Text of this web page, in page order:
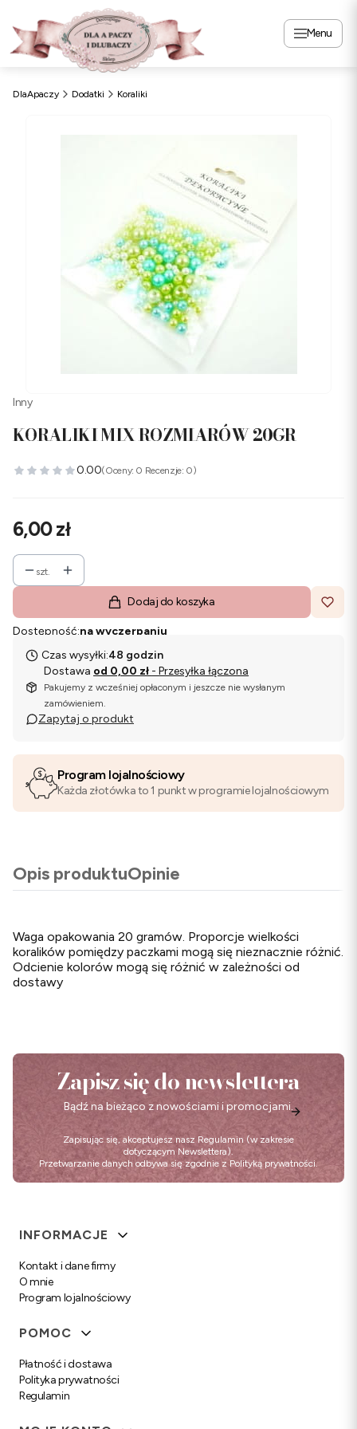
Menu
DlaApaczy Dodatki Koraliki
Inny
KORALIKI MIX ROZMIARÓW 20GR
0.00(Oceny: 0 Recenzje: 0)
Cena
6,00 zł
szt.
Dodaj do koszyka
Dostępność:na wyczerpaniu
Czas wysyłki:48 godzin
Dostawa od 0,00 zł - Przesyłka łączona
Pakujemy z wcześniej opłaconym i jeszcze nie wysłanym
zamówieniem.
Zapytaj o produkt
Program lojalnościowy
Każda złotówka to 1 punkt w programie lojalnościowym
Opis produktuOpinie
Waga opakowania 20 gramów. Proporcje wielkości
koralików pomiędzy paczkami mogą się nieznacznie różnić.
Odcienie kolorów mogą się różnić w zależności od
dostawy
Zapisz się do newslettera
Bądź na bieżąco z nowościami i promocjami.
Zapisując się, akceptujesz nasz Regulamin (w zakresie
dotyczącym Newslettera).
Przetwarzanie danych odbywa się zgodnie z Polityką prywatności.
Linki w stopce
INFORMACJE
Kontakt i dane firmy
O mnie
Program lojalnościowy
POMOC
Płatność i dostawa
Polityka prywatności
Regulamin